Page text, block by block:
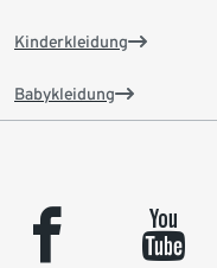
Kinderkleidung
Babykleidung
facebook youtube